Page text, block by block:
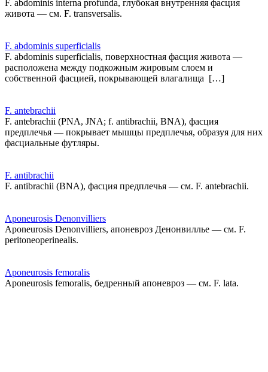
F. abdominis interna profunda, глубокая внутренняя фасция
живота — см. F. transversalis.
F. abdominis superficialis
F. abdominis superficialis, поверхностная фасция живота —
расположена между подкожным жировым слоем и
собственной фасцией, покрывающей влагалища […]
F. antebrachii
F. antebrachii (PNA, JNA; f. antibrachii, BNA), фасция
предплечья — покрывает мышцы предплечья, образуя для них
фасциальные футляры.
F. antibrachii
F. antibrachii (BNA), фасция предплечья — см. F. antebrachii.
Aponeurosis Denonvilliers
Aponeurosis Denonvilliers, апоневроз Денонвиллье — см. F.
peritoneoperinealis.
Aponeurosis femoralis
Aponeurosis femoralis, бедренный апоневроз — см. F. lata.